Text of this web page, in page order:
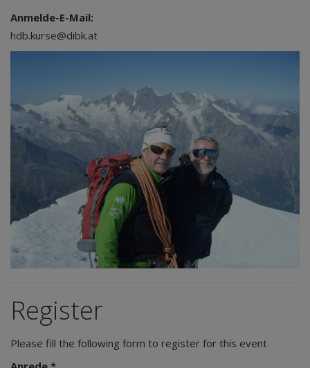
Anmelde-E-Mail:
hdb.kurse@dibk.at
Register
Please fill the following form to register for this event